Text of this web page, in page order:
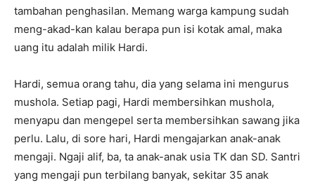
tambahan penghasilan. Memang warga kampung sudah
meng-akad-kan kalau berapa pun isi kotak amal, maka
uang itu adalah milik Hardi.
Hardi, semua orang tahu, dia yang selama ini mengurus
mushola. Setiap pagi, Hardi membersihkan mushola,
menyapu dan mengepel serta membersihkan sawang jika
perlu. Lalu, di sore hari, Hardi mengajarkan anak-anak
mengaji. Ngaji alif, ba, ta anak-anak usia TK dan SD. Santri
yang mengaji pun terbilang banyak, sekitar 35 anak